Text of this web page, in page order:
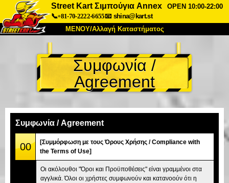
Street Kart Σιμπούγια Annex
OPEN 10:00-22:00
📞+81-70-2222-6655📧 shina@kart.st
ΜΕΝΟΥ/Αλλαγή Καταστήματος
Σχετικά Προδιαγραφές Τιμές
Πρόσβαση Αναφορές Συχνές Ερωτήσεις
Αλλαγή Καταστήματος
Τόκιο Σινάγαουα #1
Τόκιο Ακίχαμπαρα #2
Τόκιο Σιμπούγια Annex Τόκιο Κόλπος
Συμφωνία /
Agreement
Συμφωνία / Agreement
00
[Συμμόρφωση με τους Όρους Χρήσης / Compliance with
the Terms of Use]
Οι ακόλουθοι "Όροι και Προϋποθέσεις" είναι γραμμένοι στα
αγγλικά. Όλοι οι χρήστες συμφωνούν και κατανοούν ότι η